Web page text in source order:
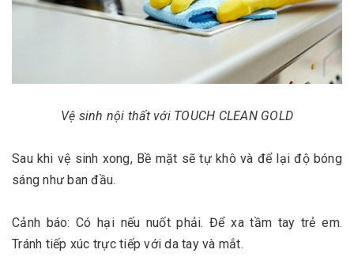
Vệ sinh nội thất với TOUCH CLEAN GOLD
Sau khi vệ sinh xong, Bề mặt sẽ tự khô và để lại độ bóng
sáng như ban đầu.
Cảnh báo: Có hại nếu nuốt phải. Để xa tầm tay trẻ em.
Tránh tiếp xúc trực tiếp với da tay và mắt.